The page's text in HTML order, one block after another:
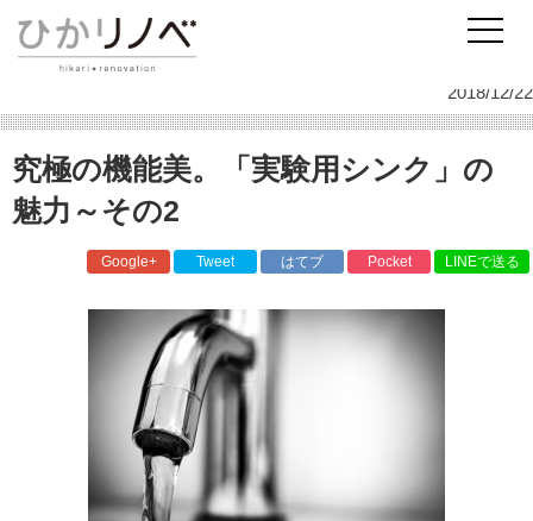
リノベーションのひかリノベ
究極の機能美。「実験用シンク」の魅力～その2
2018/12/22
究極の機能美。「実験用シンク」の
魅力～その2
Google+ Tweet はてブ Pocket LINEで送る